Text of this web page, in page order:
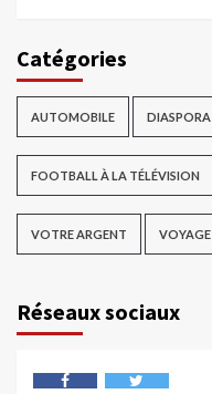
Catégories
AUTOMOBILE DIASPORA
FOOTBALL À LA TÉLÉVISION
VOTRE ARGENT VOYAGE
Réseaux sociaux